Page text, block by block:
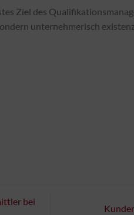
Ziel des
unternehmerisch
bei